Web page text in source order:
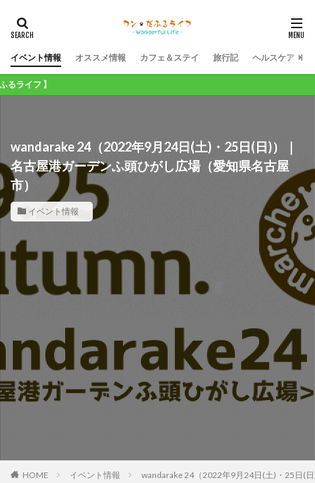
イベント情報 オススメ情報 カフェ＆ステイ 旅行記 ヘルスケア
wandarake 24（2022年9月24日(土)・25日(日)）｜
名古屋港ガーデンふ頭ひがし広場（愛知県名古屋
市）
イベント情報
HOME イベント情報 wandarake 24（2022年9月24日(土)・25日(